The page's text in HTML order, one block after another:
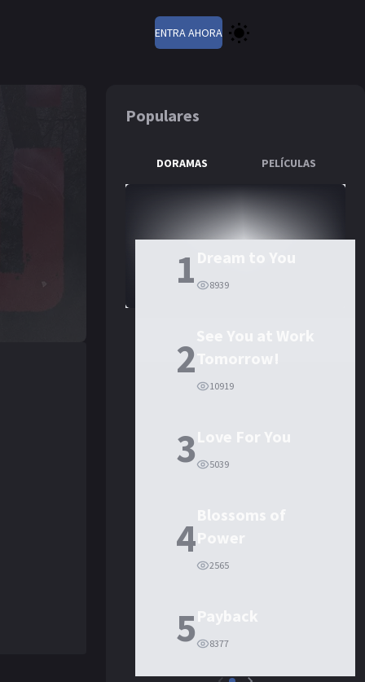
ENTRA AHORA
Populares
DORAMAS PELÍCULAS
1 8939
2
10919
3 5039
4
2565
5 8377